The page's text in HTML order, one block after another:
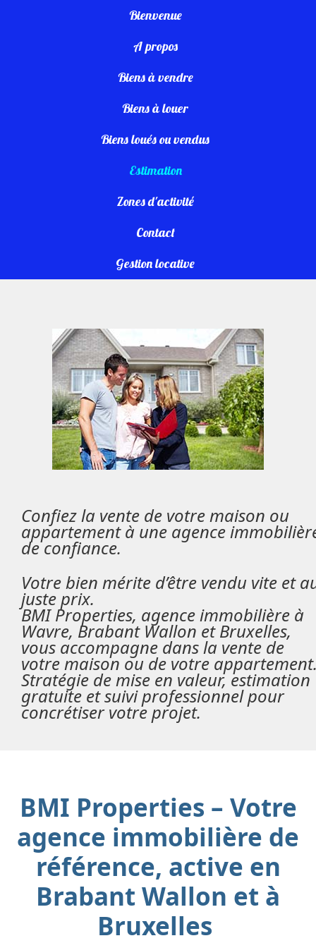
Bienvenue
A propos
Biens à vendre
Biens à louer
Biens loués ou vendus
Estimation
Zones d'activité
Contact
Gestion locative
Confiez la vente de votre maison ou
appartement à une agence
de confiance.
Votre bien mérite d’être vendu vite et
juste prix.
BMI Properties, agence immobilière à
Wavre, Brabant Wallon et Bruxelles,
vous accompagne dans la vente de
votre maison ou de votre
Stratégie de mise en valeur, estimation
gratuite et suivi professionnel pour
concrétiser votre projet.
BMI Properties – Votre
agence immobilière de
référence, active en
Brabant Wallon et à
Bruxelles